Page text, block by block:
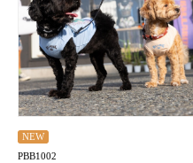
NEW
PBB1002